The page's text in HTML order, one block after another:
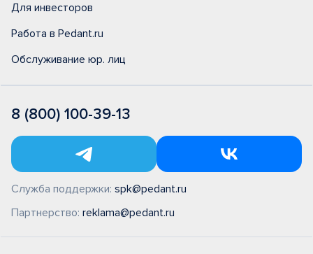
Для инвесторов
Работа в Pedant.ru
Обслуживание юр. лиц
8 (800) 100-39-13
Служба поддержки: spk@pedant.ru
Партнерство: reklama@pedant.ru